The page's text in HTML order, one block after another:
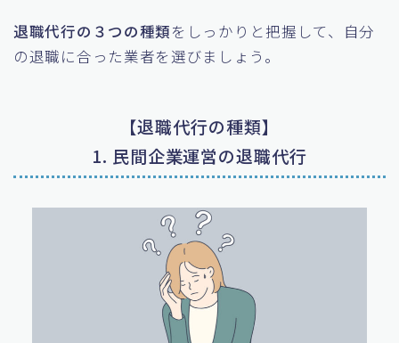
退職代行の３つの種類をしっかりと把握して、自分
の退職に合った業者を選びましょう。
【退職代行の種類】
1. 民間企業運営の退職代行